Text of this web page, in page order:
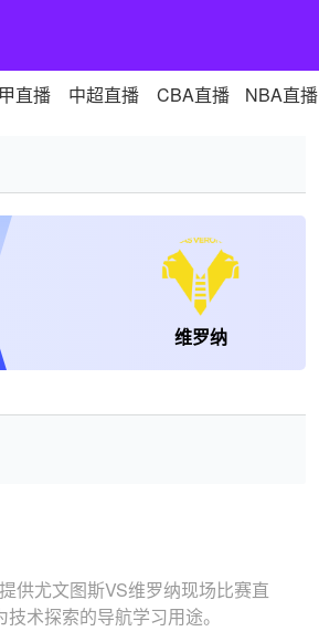
直播 中超直播 CBA直播 NBA直播
维罗纳
供尤文图斯VS维罗纳现场比赛直
术探索的导航学习用途。